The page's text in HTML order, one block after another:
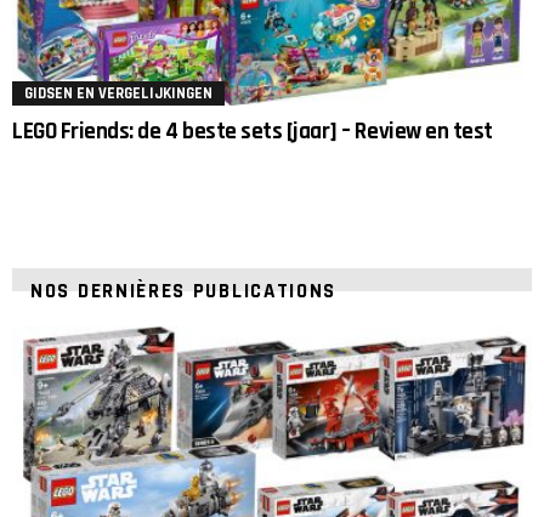
GIDSEN EN VERGELIJKINGEN
LEGO Friends: de 4 beste sets [jaar] – Review en test
NOS DERNIÈRES PUBLICATIONS